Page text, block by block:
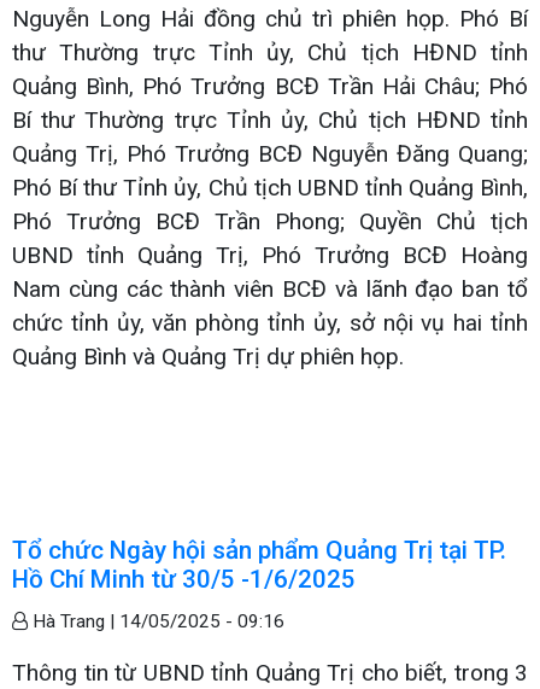
Nguyễn Long Hải đồng chủ trì phiên họp. Phó Bí
thư Thường trực Tỉnh ủy, Chủ tịch HĐND tỉnh
Quảng Bình, Phó Trưởng BCĐ Trần Hải Châu; Phó
Bí thư Thường trực Tỉnh ủy, Chủ tịch HĐND tỉnh
Quảng Trị, Phó Trưởng BCĐ Nguyễn Đăng Quang;
Phó Bí thư Tỉnh ủy, Chủ tịch UBND tỉnh Quảng Bình,
Phó Trưởng BCĐ Trần Phong; Quyền Chủ tịch
UBND tỉnh Quảng Trị, Phó Trưởng BCĐ Hoàng
Nam cùng các thành viên BCĐ và lãnh đạo ban tổ
chức tỉnh ủy, văn phòng tỉnh ủy, sở nội vụ hai tỉnh
Quảng Bình và Quảng Trị dự phiên họp.
Tổ chức Ngày hội sản phẩm Quảng Trị tại TP.
Hồ Chí Minh từ 30/5 -1/6/2025
Hà Trang | 14/05/2025 - 09:16
Thông tin từ UBND tỉnh Quảng Trị cho biết, trong 3